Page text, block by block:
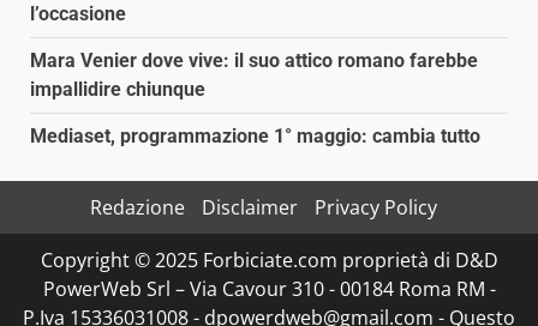
l’occasione
Mara Venier dove vive: il suo attico romano farebbe
impallidire chiunque
Mediaset, programmazione 1° maggio: cambia tutto
Redazione Disclaimer
Privacy Policy
Copyright © 2025 Forbiciate.com proprietà di D&D
PowerWeb Srl – Via Cavour 310 - 00184 Roma RM -
P.Iva 15336031008 - dpowerdweb@gmail.com - Questo